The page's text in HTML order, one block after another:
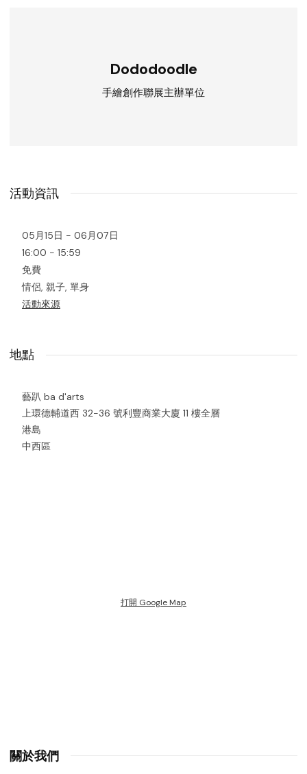
Dododoodle
手繪創作聯展主辦單位
活動資訊
05月15日 - 06月07日
16:00 - 15:59
免費
情侶, 親子, 單身
活動來源
地點
藝趴 ba d'arts
上環德輔道西 32-36 號利豐商業大廈 11 樓全層
港島
中西區
打開 Google Map
關於我們